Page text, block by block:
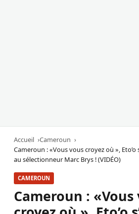
Accueil
Cameroun
Cameroun : «Vous vous croyez où »,
au sélectionneur Marc Brys ! (VIDÉO)
CAMEROUN
Cameroun : «Vous